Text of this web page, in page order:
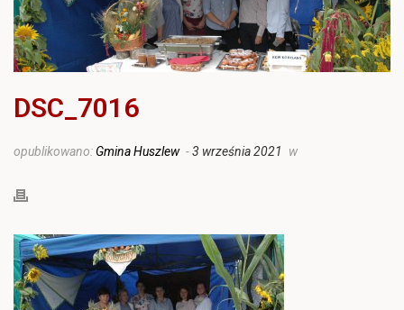
DSC_7016
opublikowano: Gmina Huszlew -3 września 2021 w